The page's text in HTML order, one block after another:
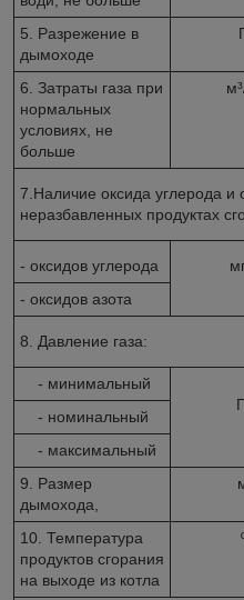
5. Разрежение в
дымоходе
6. Затраты газа при
нормальных
условиях, не
больше
7.Наличие оксида углерода и
неразбавленных продуктах
- оксидов углерода
- оксидов азота
8. Давление газа:
- минимальный
- номинальный
- максимальный
9. Размер
дымохода,
10. Температура
продуктов сгорания
на выходе из котла